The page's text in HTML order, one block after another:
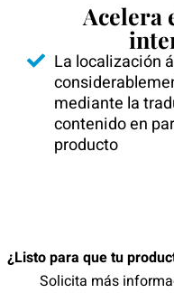
Acelera
La localización
mediante la
contenido en
producto
¿Listo para que tu
Solicita más